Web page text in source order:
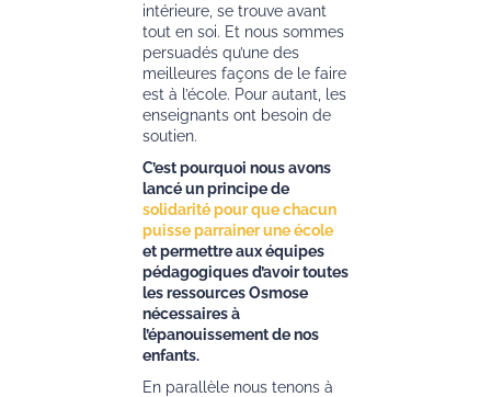
intérieure, se trouve avant
tout en soi. Et nous sommes
persuadés qu’une des
meilleures façons de le faire
est à l’école. Pour autant, les
enseignants ont besoin de
soutien.
C’est pourquoi nous avons
lancé un principe de
solidarité pour que chacun
puisse parrainer une école
et permettre aux équipes
pédagogiques d’avoir toutes
les ressources Osmose
nécessaires à
l’épanouissement de nos
enfants.
En parallèle nous tenons à